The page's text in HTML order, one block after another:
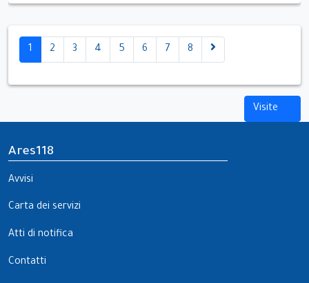
1 2 3 4 5 6 7 8
Visite
Ares118
Avvisi
Carta dei servizi
Atti di notifica
Contatti